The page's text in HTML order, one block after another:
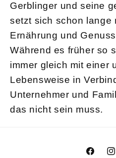
Gerblinger und seine
setzt sich schon lange
Ernährung und
Während es früher so
immer gleich mit einer
Lebensweise in
Unternehmer und
das nicht sein muss.